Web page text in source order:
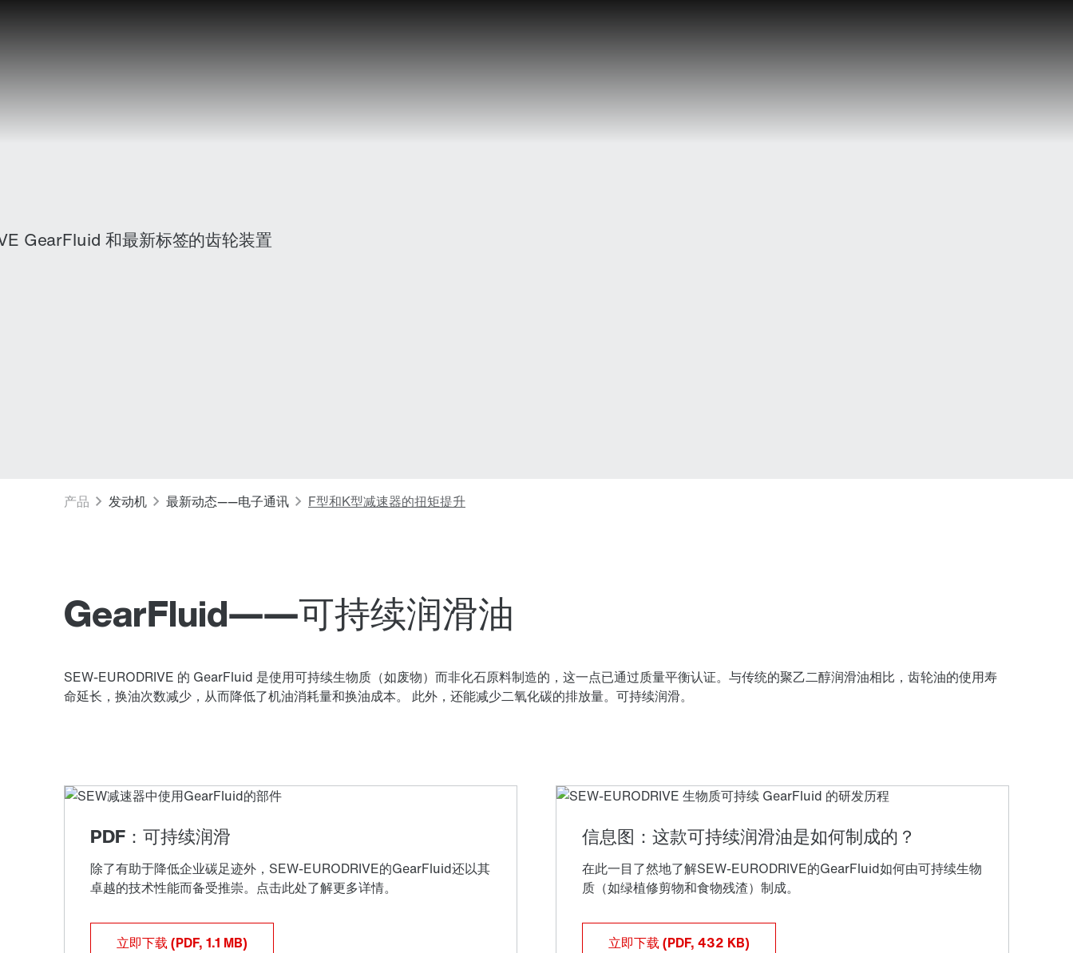
GearFluid——可持续润滑油
SEW-EURODRIVE 的 GearFluid 是使用可持续生物质（如废物）而非化石原料制造的，这一点已通过质量平衡认证。与传统的聚乙二醇润滑油相比，齿轮油的使用寿
命延长，换油次数减少，从而降低了机油消耗量和换油成本。 此外，还能减少二氧化碳的排放量。可持续润滑。
立即下载(PDF, 1.1 MB) 立即下载(PDF, 432 KB)